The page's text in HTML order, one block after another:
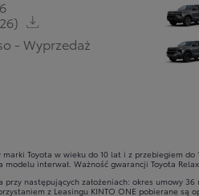
- Wyprzedaż
Toyota w wieku do 10 lat i z przebiegiem
modelu interwał. Ważność gwarancji Toyota
przy następujących założeniach: okres umowy
z Leasingu KINTO ONE pobierane są